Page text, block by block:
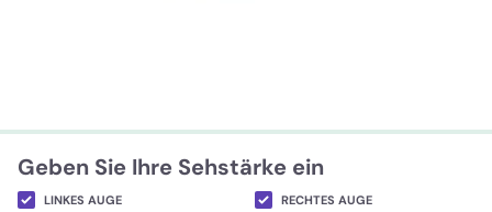
Geben Sie Ihre Sehstärke ein
LINKES AUGE RECHTES AUGE